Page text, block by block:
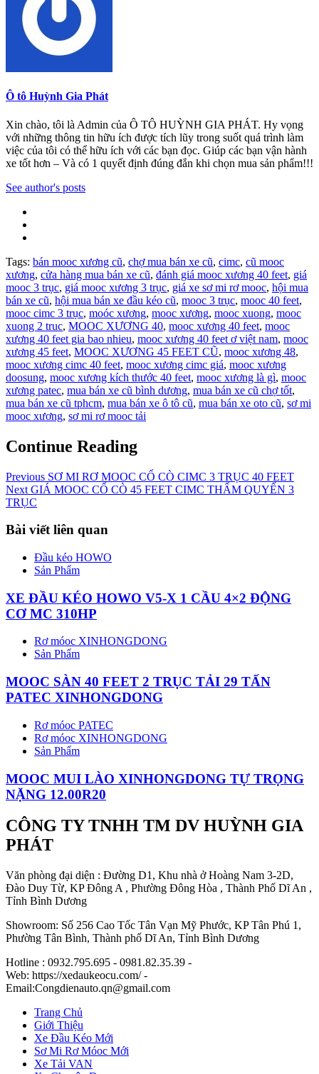
Ô tô Huỳnh Gia Phát
Xin chào, tôi là Admin của Ô TÔ HUỲNH GIA PHÁT. Hy vọng
với những thông tin hữu ích được tích lũy trong suốt quá trình làm
việc của tôi có thể hữu ích với các bạn đọc. Giúp các bạn vận hành
xe tốt hơn – Và có 1 quyết định đúng đắn khi chọn mua sản phẩm!!!
See author's posts
Tags: bán mooc xương cũ, chợ mua bán xe cũ, cimc, cũ mooc
xương, cửa hàng mua bán xe cũ, đánh giá mooc xương 40 feet, giá
mooc 3 trục, giá mooc xương 3 trục, giá xe sơ mi rơ mooc, hội mua
bán xe cũ, hội mua bán xe đầu kéo cũ, mooc 3 trục, mooc 40 feet,
mooc cimc 3 trục, moóc xương, mooc xương, mooc xuong, mooc
xuong 2 truc, MOOC XƯƠNG 40, mooc xương 40 feet, mooc
xương 40 feet gia bao nhieu, mooc xương 40 feet ơ việt nam, mooc
xương 45 feet, MOOC XƯƠNG 45 FEET CŨ, mooc xương 48,
mooc xương cimc 40 feet, mooc xương cimc giá, mooc xương
doosung, mooc xương kích thước 40 feet, mooc xương là gì, mooc
xương patec, mua bán xe cũ bình dương, mua bán xe cũ chợ tốt,
mua bán xe cũ tphcm, mua bán xe ô tô cũ, mua bán xe oto cũ, sơ mi
mooc xương, sơ mi rơ mooc tải
Continue Reading
Previous SƠ MI RƠ MOOC CỔ CÒ CIMC 3 TRỤC 40 FEET
Next GIÁ MOOC CỔ CÒ 45 FEET CIMC THẨM QUYẾN 3
TRỤC
Bài viết liên quan
Đầu kéo HOWO
Sản Phẩm
XE ĐẦU KÉO HOWO V5-X 1 CẦU 4×2 ĐỘNG
CƠ MC 310HP
Rơ móoc XINHONGDONG
Sản Phẩm
MOOC SÀN 40 FEET 2 TRỤC TẢI 29 TẤN
PATEC XINHONGDONG
Rơ móoc PATEC
Rơ móoc XINHONGDONG
Sản Phẩm
MOOC MUI LÀO XINHONGDONG TỰ TRỌNG
NẶNG 12.00R20
CÔNG TY TNHH TM DV HUỲNH GIA
PHÁT
Văn phòng đại diện : Đường D1, Khu nhà ở Hoàng Nam 3-2D,
Đào Duy Từ, KP Đông A , Phường Đông Hòa , Thành Phố Dĩ An ,
Tỉnh Bình Dương
Showroom: Số 256 Cao Tốc Tân Vạn Mỹ Phước, KP Tân Phú 1,
Phường Tân Bình, Thành phố Dĩ An, Tỉnh Bình Dương
Hotline : 0932.795.695 - 0981.82.35.39 -
Web: https://xedaukeocu.com/ -
Email:Congdienauto.qn@gmail.com
Trang Chủ
Giới Thiệu
Xe Đầu Kéo Mới
Sơ Mi Rơ Móoc Mới
Xe Tải VAN